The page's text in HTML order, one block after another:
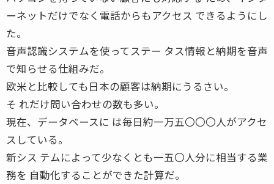
ーネットだけでなく電話からもアクセス できるようにし
た。
音声認識システムを使ってステー タス情報と納期を音声
で知らせる仕組みだ。
欧米と比較しても日本の顧客は納期にうるさい。
そ れだけ問い合わせの数も多い。
現在、データベースに は毎日約一万五〇〇〇人がアクセ
スしている。
新シス テムによって少なくとも一五〇人分に相当する業
務を 自動化することができた計算だ。